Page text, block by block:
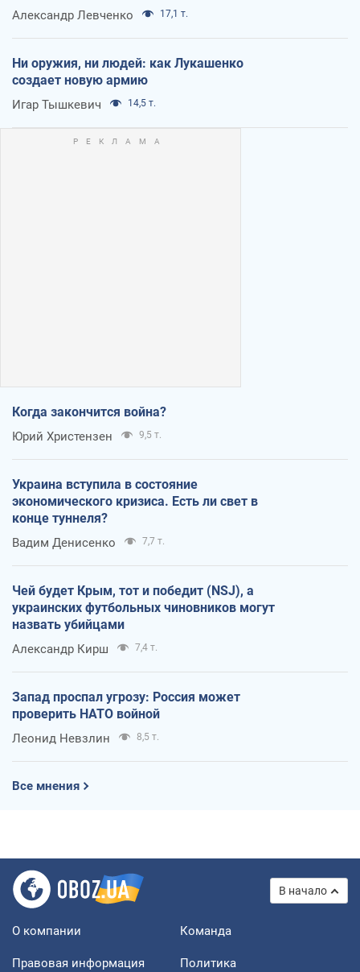
Александр Левченко 17,1 т.
Ни оружия, ни людей: как Лукашенко
создает новую армию
Игар Тышкевич 14,5 т.
Когда закончится война?
Юрий Христензен 9,5 т.
Украина вступила в состояние
экономического кризиса. Есть ли свет в
конце туннеля?
Вадим Денисенко 7,7 т.
Чей будет Крым, тот и победит (NSJ), а
украинских футбольных чиновников могут
назвать убийцами
Александр Кирш 7,4 т.
Запад проспал угрозу: Россия может
проверить НАТО войной
Леонид Невзлин 8,5 т.
Все мнения
В начало
О компании Команда
Правовая информация
Политика